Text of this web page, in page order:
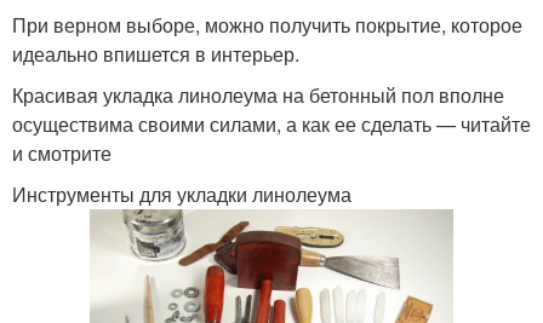
При верном выборе, можно получить покрытие, которое
идеально впишется в интерьер.
Красивая укладка линолеума на бетонный пол вполне
осуществима своими силами, а как ее сделать — читайте
и смотрите
Инструменты для укладки линолеума